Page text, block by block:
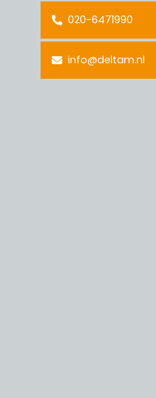
020-6471990
info@deltam.nl